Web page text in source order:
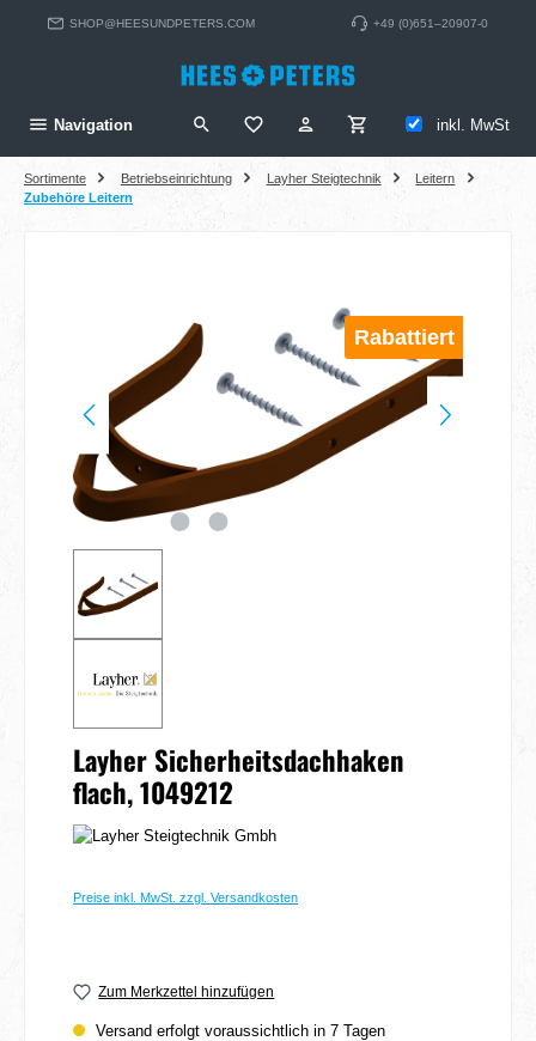
springenSHOP@HEESUNDPETERS.COM +49 (0)651–20907-0
Navigation inkl. MwSt
Sortimente Betriebseinrichtung Layher Steigtechnik
Leitern
Zubehöre Leitern
Rabattiert
Layher Sicherheitsdachhaken
flach, 1049212
Preise inkl. MwSt. zzgl. Versandkosten
Zum Merkzettel hinzufügen
Versand erfolgt voraussichtlich in 7 Tagen